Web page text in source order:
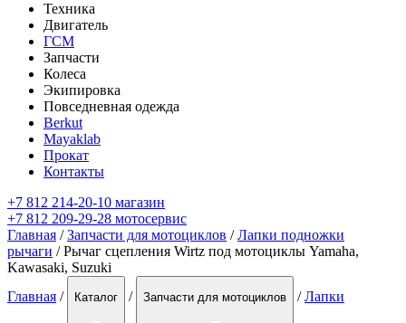
Техника
Двигатель
ГСМ
Запчасти
Колеса
Экипировка
Повседневная одежда
Berkut
Mayaklab
Прокат
Контакты
+7 812 214-20-10 магазин
+7 812 209-29-28 мотосервис
Главная /Запчасти для мотоциклов /Лапки подножки
рычаги / Рычаг сцепления Wirtz под мотоциклы Yamaha,
Kawasaki, Suzuki
Главная / Каталог / Запчасти для мотоциклов / Лапки